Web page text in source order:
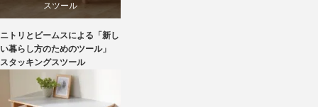
スツール
ニトリ
ビーチ
ニトリとビームスによる「新し
い暮らし方のためのツール」
スタッキングスツール